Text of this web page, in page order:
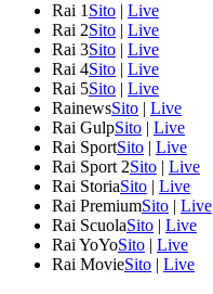
Rai 1 Sito | Live
Rai 2Sito | Live
Rai 3Sito | Live
Rai 4Sito | Live
Rai 5Sito | Live
RainewsSito | Live
Rai GulpSito | Live
Rai SportSito | Live
Rai Sport 2Sito | Live
Rai StoriaSito | Live
Rai PremiumSito | Live
Rai ScuolaSito | Live
Rai YoYoSito | Live
Rai MovieSito | Live